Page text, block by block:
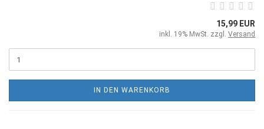
15,99 EUR
inkl. 19% MwSt. zzgl. Versand
IN DEN WARENKORB